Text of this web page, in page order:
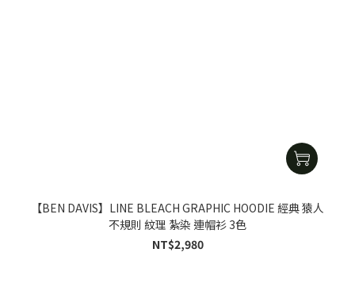
【BEN DAVIS】LINE BLEACH GRAPHIC HOODIE 經典 猿人
不規則 紋理 紮染 連帽衫 3色
NT$2,980